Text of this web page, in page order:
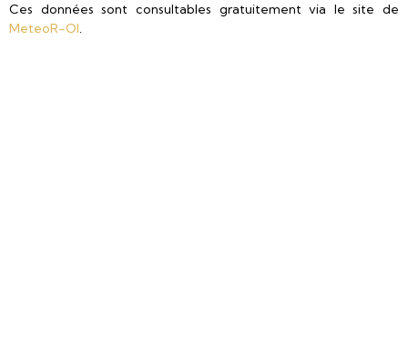
Ces données sont consultables gratuitement via le site de
MeteoR-OI.